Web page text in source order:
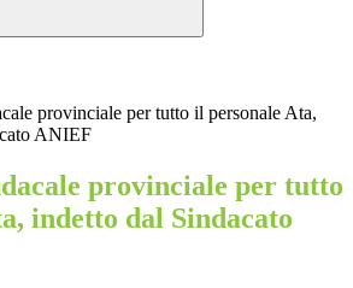
provinciale per tutto il personale Ata,
ANIEF
provinciale per tutto
indetto dal Sindacato